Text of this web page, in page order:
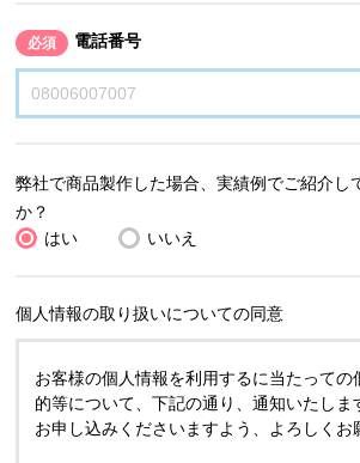
必須 電話番号
弊社で商品製作した場合、実績例でご紹介し
か？
はい
いいえ
個人情報の取り扱いについての同意
お客様の個人情報を利用するに当たっての
的等について、下記の通り、通知いたしま
お申し込みくださいますよう、よろしくお